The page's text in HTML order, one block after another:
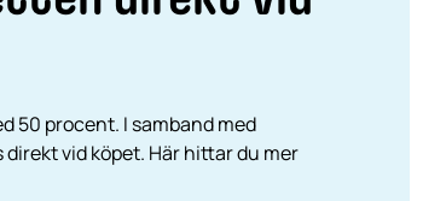
50 procent. I samband med
vid köpet. Här hittar du mer